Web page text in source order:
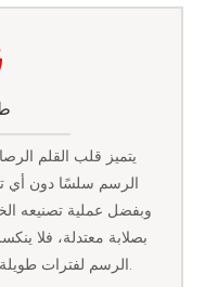
يتميز قلب القلم
الرسم سلسًا دون أي
وبفضل عملية تصنيعه
بصلابة معتدلة، فلا